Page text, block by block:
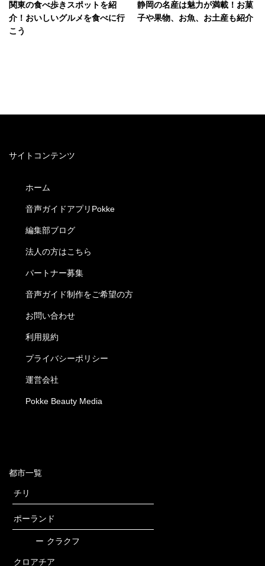
関東の食べ歩きスポットを紹
介！おいしいグルメを食べに行
こう
静岡の名産は魅力が満載！お菓
子や果物、お魚、お土産も紹介
サイトコンテンツ
ホーム
音声ガイドアプリPokke
編集部ブログ
法人の方はこちら
パートナー募集
音声ガイド制作をご希望の方
お問い合わせ
利用規約
プライバシーポリシー
運営会社
Pokke Beauty Media
都市一覧
チリ
ポーランド
ー クラクフ
クロアチア